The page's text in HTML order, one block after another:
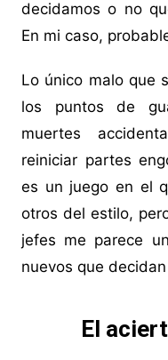
decidamos o no
En mi caso,
Lo único malo que
los puntos de
muertes
reiniciar partes
es un juego en el
otros del estilo,
jefes me parece
nuevos que
El